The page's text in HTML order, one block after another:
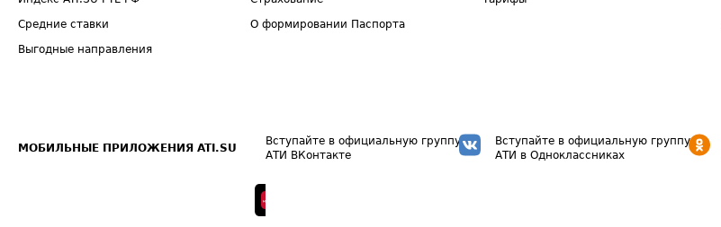
Средние ставки
Выгодные направления
О формировании Паспорта
МОБИЛЬНЫЕ ПРИЛОЖЕНИЯ ATI.SU
Вступайте в официальную группу
АТИ ВКонтакте
Вступайте в официальную группу
АТИ в Одноклассниках